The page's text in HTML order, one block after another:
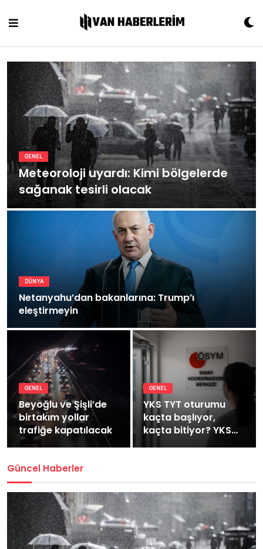
content
GENEL
Meteoroloji uyardı: Kimi bölgelerde
sağanak tesirli olacak
DÜNYA
Netanyahu’dan bakanlarına: Trump’ı
eleştirmeyin
GENEL
Beyoğlu ve Şişli’de
birtakım yollar
trafiğe kapatılacak
GENEL
YKS TYT oturumu
kaçta başlıyor,
kaçta bitiyor? YKS
Güncel Haberler